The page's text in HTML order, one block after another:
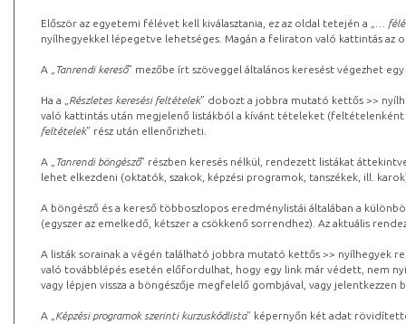
Először az egyetemi félévet kell kiválasztania, ez az oldal tetején a „
…
nyílhegyekkel lépegetve lehetséges. Magán a feliraton való kattintás az
A „ Tanrendi kereső” mezőbe írt szöveggel általános keresést végezhet
Ha a „ Részletes keresési feltételek” dobozt a jobbra mutató kettős >>
való kattintás után megjelenő listákból a kívánt tételeket (feltételenként
feltételek” rész után ellenőrizheti.
A „ Tanrendi böngésző” részben keresés nélkül, rendezett listákat
lehet elkezdeni (oktatók, szakok, képzési programok, tanszékek, ill.
A böngésző és a kereső többoszlopos eredménylistái általában a
(egyszer az emelkedő, kétszer a csökkenő sorrendhez). Az aktuális
A listák sorainak a végén található jobbra mutató kettős >> nyílhegyek
való továbblépés esetén előfordulhat, hogy egy link már védett, nem
vagy lépjen vissza a böngészője megfelelő gombjával, vagy
A „ Képzési programok szerinti kurzuskódlista” képernyőn két adat